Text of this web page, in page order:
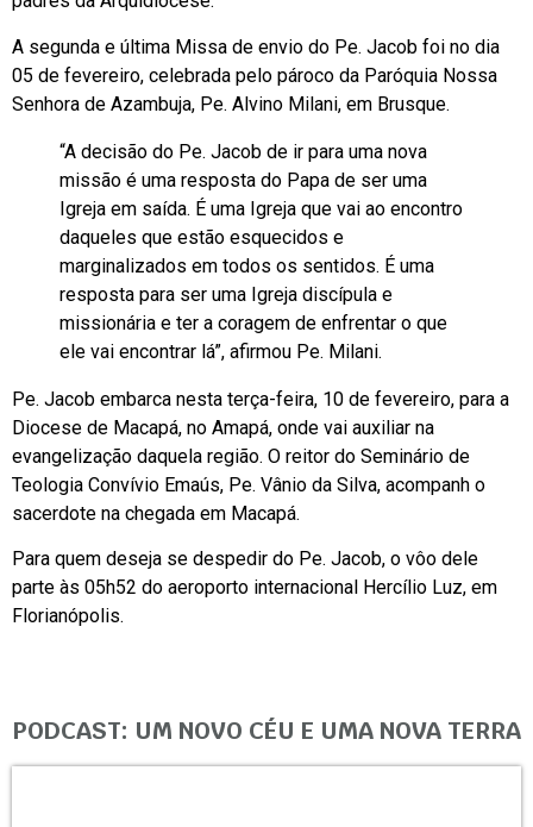
A segunda e última Missa de envio do Pe. Jacob foi no dia
05 de fevereiro, celebrada pelo pároco da Paróquia Nossa
Senhora de Azambuja, Pe. Alvino Milani, em Brusque.
“A decisão do Pe. Jacob de ir para uma nova
missão é uma resposta do Papa de ser uma
Igreja em saída. É uma Igreja que vai ao encontro
daqueles que estão esquecidos e
marginalizados em todos os sentidos. É uma
resposta para ser uma Igreja discípula e
missionária e ter a coragem de enfrentar o que
ele vai encontrar lá”, afirmou Pe. Milani.
Pe. Jacob embarca nesta terça-feira, 10 de fevereiro, para a
Diocese de Macapá, no Amapá, onde vai auxiliar na
evangelização daquela região. O reitor do Seminário de
Teologia Convívio Emaús, Pe. Vânio da Silva, acompanh o
sacerdote na chegada em Macapá.
Para quem deseja se despedir do Pe. Jacob, o vôo dele
parte às 05h52 do aeroporto internacional Hercílio Luz, em
Florianópolis.
PODCAST: UM NOVO CÉU E UMA NOVA TERRA